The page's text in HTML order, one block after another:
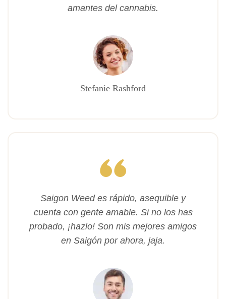
amantes del cannabis.
Stefanie Rashford
Saigon Weed es rápido, asequible y
cuenta con gente amable. Si no los has
probado, ¡hazlo! Son mis mejores amigos
en Saigón por ahora, jaja.